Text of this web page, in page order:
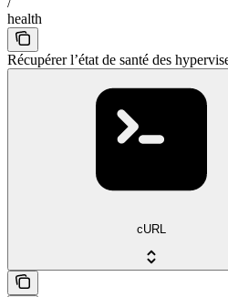
health
Récupérer l’état de santé des
cURL